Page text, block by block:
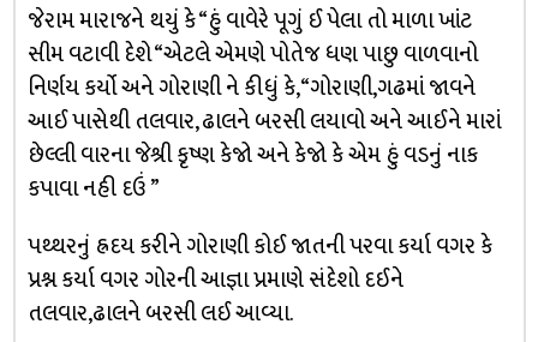
જેરામ મારાજને થયું કે “હું વાવેરે પૂગું ઈ પેલા તો માળા ખાંટ
સીમ વટાવી દેશે “એટલે એમણે પોતેજ ધણ પાછુ વાળવાનો
નિર્ણય કર્યો અને ગોરાણી ને કીધું કે, “ગોરાણી,ગઢમાં જાવને
આઈ પાસેથી તલવાર, ઢાલને બરસી લયાવો અને આઈને મારાં
છેલ્લી વારના જેશ્રી કૃષ્ણ કેજો અને કેજો કે એમ હું વડનું નાક
કપાવા નહી દઉં ”
પથ્થરનું હ્રદય કરીને ગોરાણી કોઈ જાતની પરવા કર્યા વગર કે
પ્રશ્ન કર્યા વગર ગોરની આજ્ઞા પ્રમાણે સંદેશો દઈને
તલવાર,ઢાલને બરસી લઈ આવ્યા.